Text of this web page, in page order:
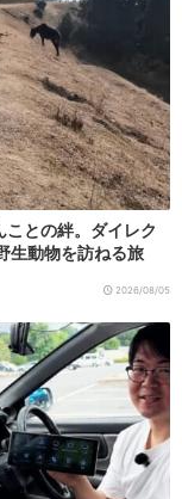
ことの絆。ダイレク
生動物を訪ねる旅
2026/08/05